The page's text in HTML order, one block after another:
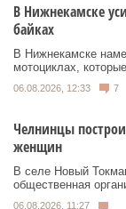
В Нижнекамске
байках
В Нижнекамске
мотоциклах,
06.08.2026, 12:33 7
Челнинцы
женщин
В селе Новый
общественная
06.08.2026, 11:27